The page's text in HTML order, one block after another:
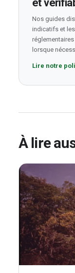
et
Nos guides
indicatifs et
lorsque
Lire notre
À lire